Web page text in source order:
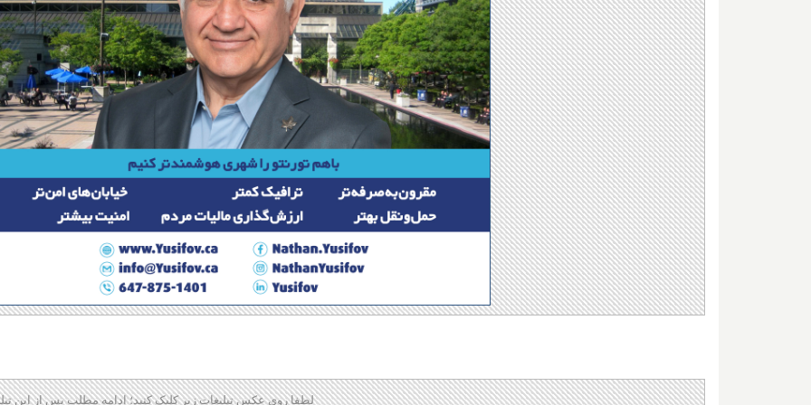
لطفا روی عکس تبلیغات زیر کلیک کنید؛ ادامه مطلب پس از این